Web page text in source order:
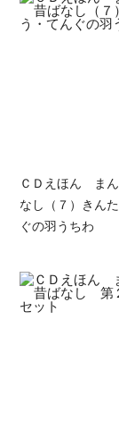
ＣＤえほん ま
なし（７）きん
ぐの羽うちわ